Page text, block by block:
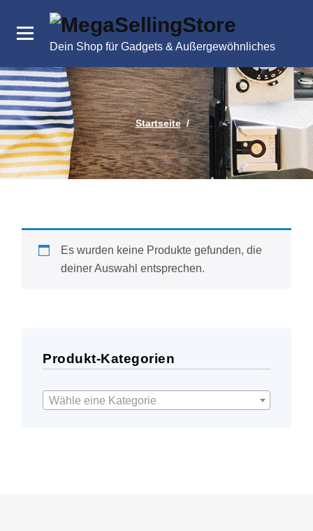
Inhalt
Dein Shop für Gadgets & Außergewöhnliches
Startseite/
Es wurden keine Produkte gefunden, die
deiner Auswahl entsprechen.
Produkt-Kategorien
Wähle eine Kategorie